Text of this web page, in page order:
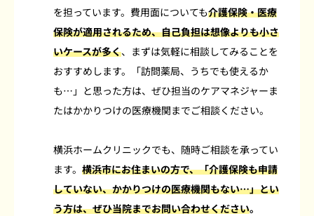
を担っています。費用面についても介護保険・医療
保険が適用されるため、自己負担は想像よりも小さ
いケースが多く、まずは気軽に相談してみることを
おすすめします。「訪問薬局、うちでも使えるか
も…」と思った方は、ぜひ担当のケアマネジャーま
たはかかりつけの医療機関までご相談ください。
横浜ホームクリニックでも、随時ご相談を承ってい
ます。横浜市にお住まいの方で、「介護保険も申請
していない、かかりつけの医療機関もない…」とい
う方は、ぜひ当院までお問い合わせください。